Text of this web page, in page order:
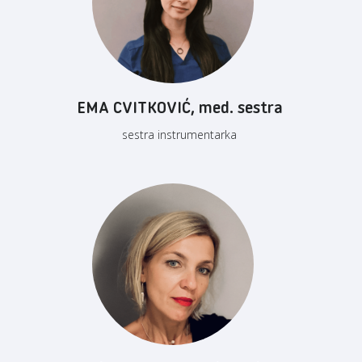
EMA CVITKOVIĆ, med. sestra
sestra instrumentarka